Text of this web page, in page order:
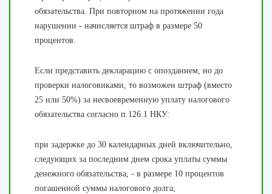
обязательства. При повторном на протяжении года
нарушении - начисляется штраф в размере 50
процентов.
Если представить декларацию с опозданием, но до
проверки налоговиками, то возможен штраф (вместо
25 или 50%) за несвоевременную уплату налогового
обязательства согласно п.126.1 НКУ:
при задержке до 30 календарных дней включительно,
следующих за последним днем срока уплаты суммы
денежного обязательства, - в размере 10 процентов
погашенной суммы налогового долга;